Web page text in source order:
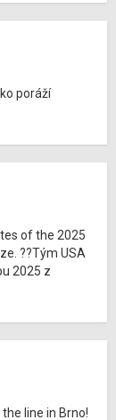
poráží
of the 2025
??Tým USA
2025 z
line in Brno!